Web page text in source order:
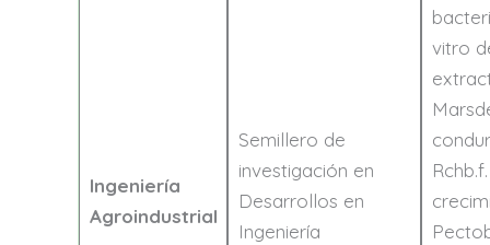
Ingeniería
Agroindustrial
Semillero de
investigación en
Desarrollos en
Ingeniería
vitro